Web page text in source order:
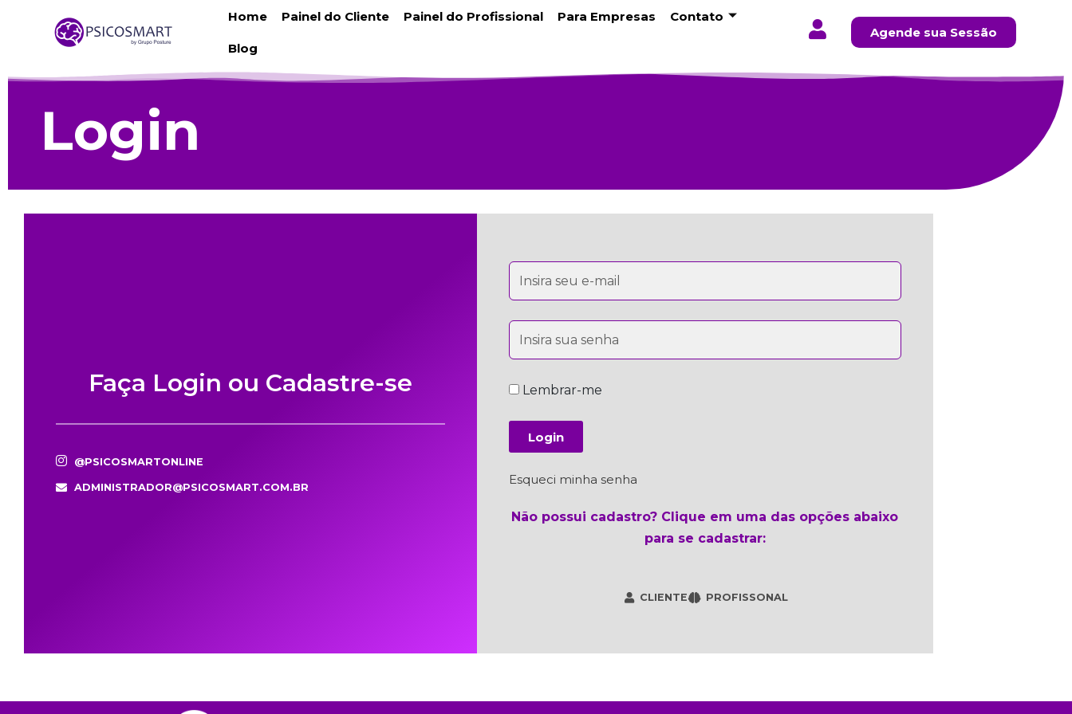
Home Painel do Cliente Painel do Profissional Para Empresas Contato
Blog
Agende sua Sessão
Login
Faça Login ou Cadastre-se
@PSICOSMARTONLINE
ADMINISTRADOR@PSICOSMART.COM.BR
Lembrar-me
Login
Esqueci minha senha
Não possui cadastro? Clique em uma das opções abaixo
para se cadastrar:
CLIENTE PROFISSONAL